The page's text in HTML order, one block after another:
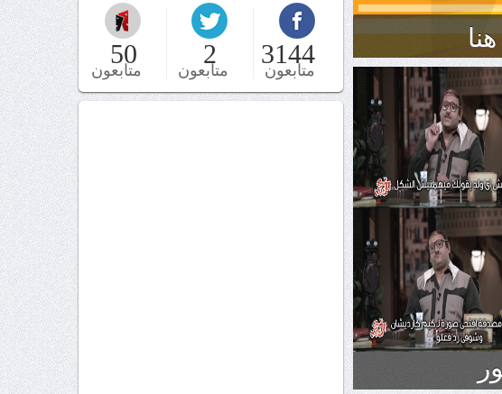
50
متابعون
2
متابعون
3144
متابعون